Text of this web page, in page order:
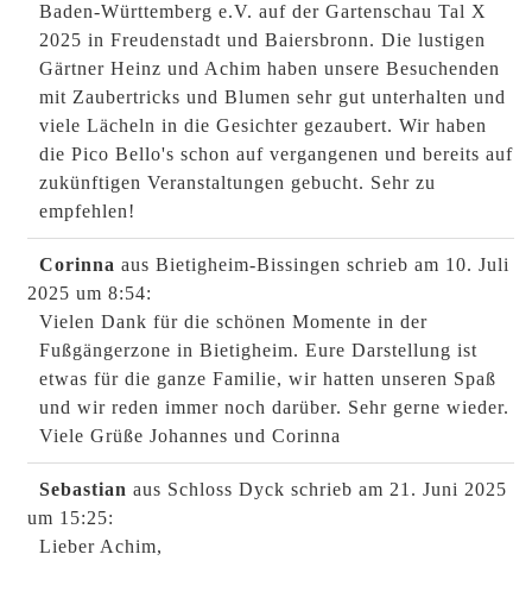
Baden-Württemberg e.V. auf der Gartenschau Tal X
2025 in Freudenstadt und Baiersbronn. Die lustigen
Gärtner Heinz und Achim haben unsere Besuchenden
mit Zaubertricks und Blumen sehr gut unterhalten und
viele Lächeln in die Gesichter gezaubert. Wir haben
die Pico Bello's schon auf vergangenen und bereits auf
zukünftigen Veranstaltungen gebucht. Sehr zu
empfehlen!
Corinna aus Bietigheim-Bissingen schrieb am 10. Juli
2025 um 8:54:
Vielen Dank für die schönen Momente in der
Fußgängerzone in Bietigheim. Eure Darstellung ist
etwas für die ganze Familie, wir hatten unseren Spaß
und wir reden immer noch darüber. Sehr gerne wieder.
Viele Grüße Johannes und Corinna
Sebastian aus Schloss Dyck schrieb am 21. Juni 2025
um 15:25:
Lieber Achim,